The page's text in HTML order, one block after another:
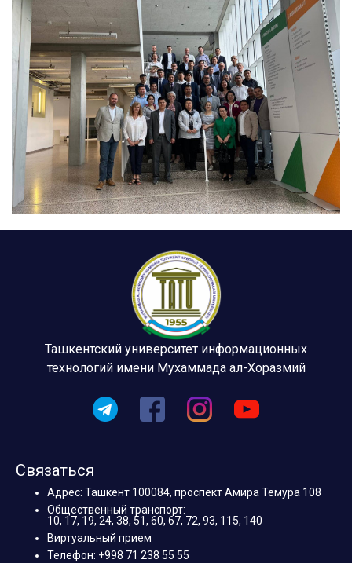
Ташкентский университет информационных
технологий имени Мухаммада ал-Хоразмий
Связаться
Адрес: Ташкент 100084, проспект Амира Темура 108
Общественный транспорт:
10, 17, 19, 24, 38, 51, 60, 67, 72, 93, 115, 140
Виртуальный прием
Телефон: +998 71 238 55 55